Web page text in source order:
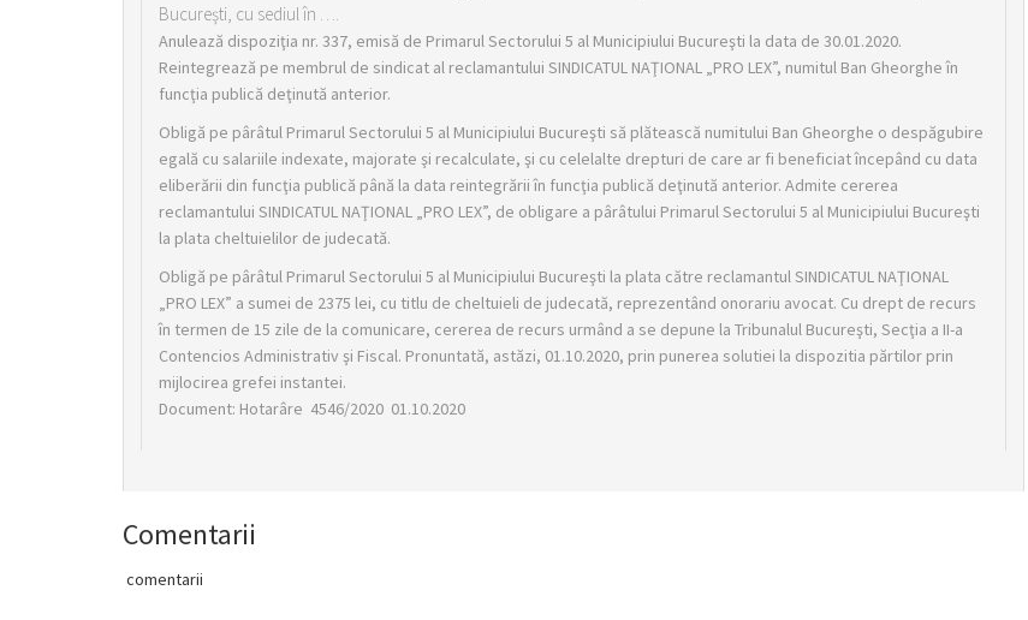
Bucureşti, cu sediul în ….
Anulează dispoziţia nr. 337, emisă de Primarul Sectorului 5 al Municipiului Bucureşti la data de 30.01.2020.
Reintegrează pe membrul de sindicat al reclamantului SINDICATUL NAŢIONAL „PRO LEX”, numitul Ban Gheorghe în
funcţia publică deţinută anterior.
Obligă pe pârâtul Primarul Sectorului 5 al Municipiului Bucureşti să plătească numitului Ban Gheorghe o despăgubire
egală cu salariile indexate, majorate şi recalculate, şi cu celelalte drepturi de care ar fi beneficiat începând cu data
eliberării din funcţia publică până la data reintegrării în funcţia publică deţinută anterior. Admite cererea
reclamantului SINDICATUL NAŢIONAL „PRO LEX”, de obligare a pârâtului Primarul Sectorului 5 al Municipiului Bucureşti
la plata cheltuielilor de judecată.
Obligă pe pârâtul Primarul Sectorului 5 al Municipiului Bucureşti la plata către reclamantul SINDICATUL NAŢIONAL
„PRO LEX” a sumei de 2375 lei, cu titlu de cheltuieli de judecată, reprezentând onorariu avocat. Cu drept de recurs
în termen de 15 zile de la comunicare, cererea de recurs urmând a se depune la Tribunalul Bucureşti, Secţia a II-a
Contencios Administrativ şi Fiscal. Pronuntată, astăzi, 01.10.2020, prin punerea solutiei la dispozitia părtilor prin
mijlocirea grefei instantei.
Document: Hotarâre 4546/2020 01.10.2020
Comentarii
comentarii